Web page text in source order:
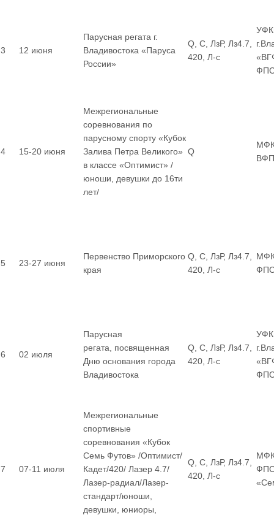
3 12 июня
Парусная регата г.
Владивостока «Паруса
России»
Q, С, ЛзР, Лз4.7,
420, Л-с
4 15-20 июня
Межрегиональные
соревнования по
парусному спорту «Кубок
Залива Петра Великого»
в классе «Оптимист» /
юноши, девушки до 16ти
лет/
Q
5 23-27 июня
Первенство Приморского
края
Q, С, ЛзР, Лз4.7,
420, Л-с
6 02 июля
Парусная
регата, посвященная
Дню основания города
Владивостока
Q, С, ЛзР, Лз4.7,
420, Л-с
7 07-11 июля
Межрегиональные
спортивные
соревнования «Кубок
Семь Футов» /Оптимист/
Кадет/420/ Лазер 4.7/
Лазер-радиал/Лазер-
стандарт/юноши,
девушки, юниоры,
Q, С, ЛзР, Лз4.7,
420, Л-с